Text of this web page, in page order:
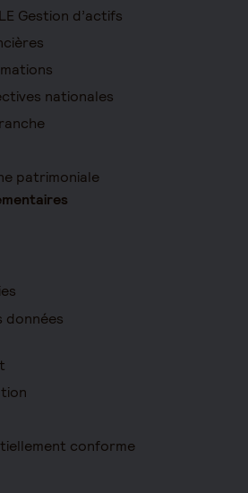
Gestion d’actifs
nationales
patrimoniale
données
conforme